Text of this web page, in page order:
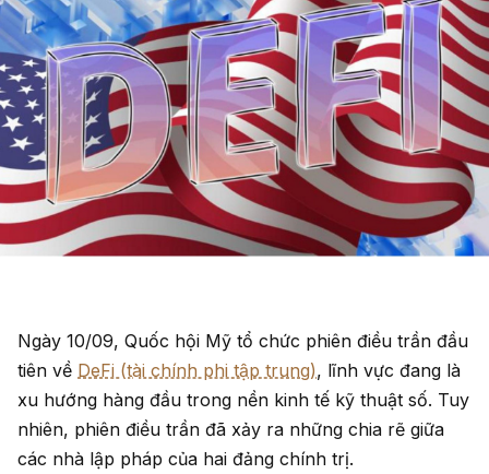
Ngày 10/09, Quốc hội Mỹ tổ chức phiên điều trần đầu
tiên về DeFi (tài chính phi tập trung), lĩnh vực đang là
xu hướng hàng đầu trong nền kinh tế kỹ thuật số. Tuy
nhiên, phiên điều trần đã xảy ra những chia rẽ giữa
các nhà lập pháp của hai đảng chính trị.